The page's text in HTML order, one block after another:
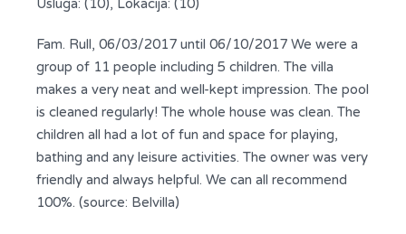
Usluga: (10), Lokacija: (10)
Fam. Rull, 06/03/2017 until 06/10/2017 We were a
group of 11 people including 5 children. The villa
makes a very neat and well-kept impression. The pool
is cleaned regularly! The whole house was clean. The
children all had a lot of fun and space for playing,
bathing and any leisure activities. The owner was very
friendly and always helpful. We can all recommend
100%. (source: Belvilla)